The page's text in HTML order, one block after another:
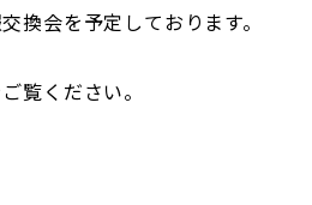
換会を予定しております。
覧ください。